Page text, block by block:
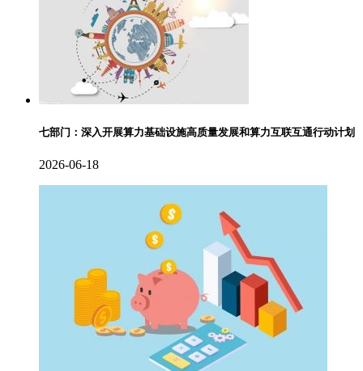
七部门：深入开展算力基础设施高质量发展和算力互联互通行动计划
2026-06-18